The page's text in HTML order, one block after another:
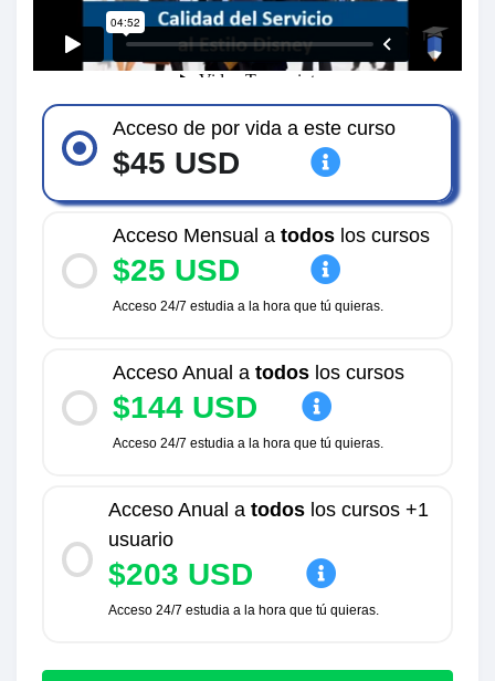
Acceso de por vida a este curso
$45 USD
Acceso Mensual a todoslos cursos
$25 USD
Acceso 24/7 estudia a la hora que tú quieras.
Acceso Anual a todoslos cursos
$144 USD
Acceso 24/7 estudia a la hora que tú quieras.
Acceso Anual a todoslos cursos +1
usuario
$203 USD
Acceso 24/7 estudia a la hora que tú quieras.